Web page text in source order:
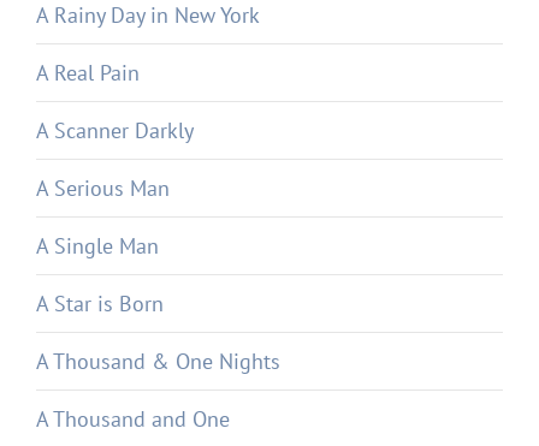
A Rainy Day in New York
A Real Pain
A Scanner Darkly
A Serious Man
A Single Man
A Star is Born
A Thousand & One Nights
A Thousand and One